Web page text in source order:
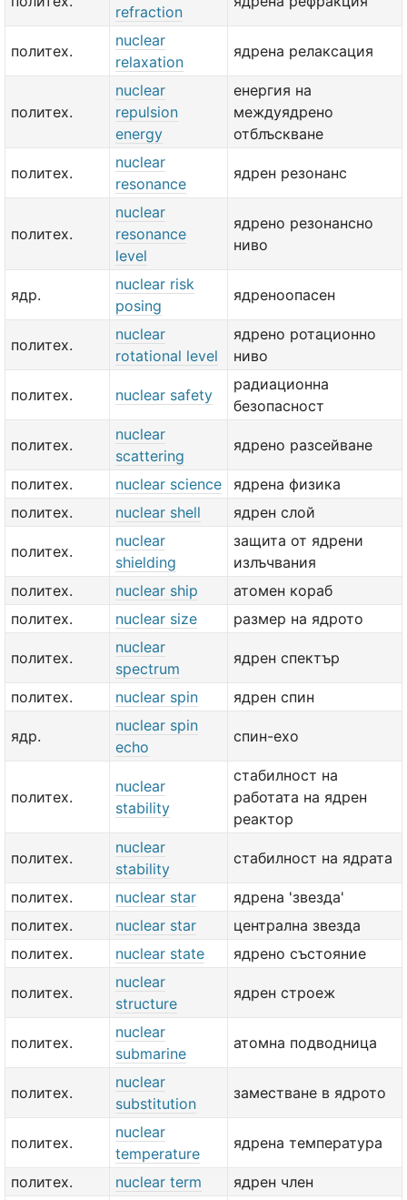
refraction
политех.
nuclear
relaxation
ядрена релаксация
политех.
nuclear
repulsion
energy
енергия на
междуядрено
отблъскване
политех.
nuclear
resonance
ядрен резонанс
политех.
nuclear
resonance
level
ядрено резонансно
ниво
ядр.
nuclear risk
posing
ядреноопасен
политех.
nuclear
rotational level
ядрено ротационно
ниво
политех. nuclear safety
радиационна
безопасност
политех.
nuclear
scattering
ядрено разсейване
политех. nuclear science
ядрена физика
политех.
nuclear shell ядрен слой
политех.
nuclear
shielding
защита от ядрени
излъчвания
политех.
nuclear ship
атомен кораб
политех.
nuclear size размер на ядрото
политех.
nuclear
spectrum
ядрен спектър
политех. nuclear spin ядрен спин
ядр.
nuclear spin
echo
спин-ехо
политех.
nuclear
stability
стабилност на
работата на ядрен
реактор
политех.
nuclear
stability
стабилност на ядрата
политех. nuclear star
ядрена 'звезда'
политех.
nuclear star
централна звезда
политех.
nuclear state ядрено състояние
политех.
nuclear
structure
ядрен строеж
политех.
nuclear
submarine
атомна подводница
политех.
nuclear
substitution
заместване в ядрото
политех.
nuclear
temperature
ядрена температура
политех. nuclear term ядрен член